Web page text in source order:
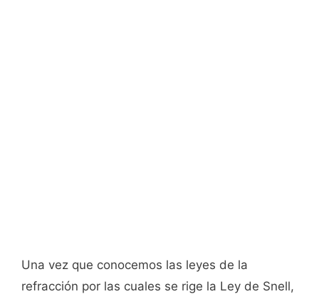
Una vez que conocemos las leyes de la
refracción por las cuales se rige la Ley de Snell,